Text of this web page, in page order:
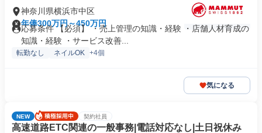
神奈川県横浜市中区
年俸300万円～450万円
応募条件 【必須】 ・売上管理の知識・経験 ・店舗人材育成の
知識・経験 ・サービス改善...
転勤なし ネイルOK +4個
気になる
NEW 契約社員
高速道路ETC関連の一般事務|電話対応なし|土日祝休み